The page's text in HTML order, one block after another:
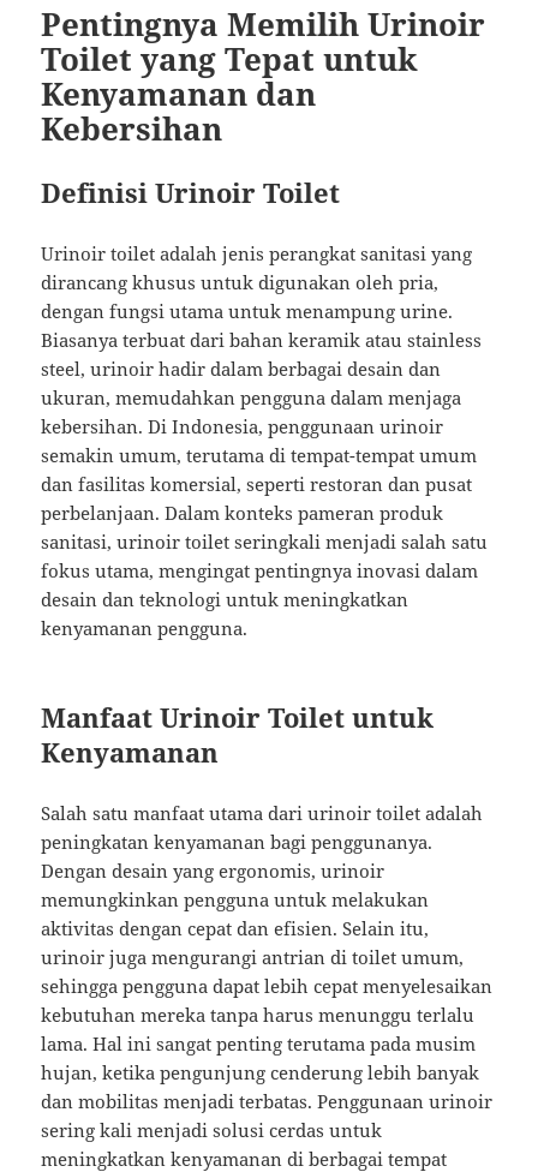
Pentingnya Memilih Urinoir
Toilet yang Tepat untuk
Kenyamanan dan
Kebersihan
Definisi Urinoir Toilet
Urinoir toilet adalah jenis perangkat sanitasi yang
dirancang khusus untuk digunakan oleh pria,
dengan fungsi utama untuk menampung urine.
Biasanya terbuat dari bahan keramik atau stainless
steel, urinoir hadir dalam berbagai desain dan
ukuran, memudahkan pengguna dalam menjaga
kebersihan. Di Indonesia, penggunaan urinoir
semakin umum, terutama di tempat-tempat umum
dan fasilitas komersial, seperti restoran dan pusat
perbelanjaan. Dalam konteks pameran produk
sanitasi, urinoir toilet seringkali menjadi salah satu
fokus utama, mengingat pentingnya inovasi dalam
desain dan teknologi untuk meningkatkan
kenyamanan pengguna.
Manfaat Urinoir Toilet untuk
Kenyamanan
Salah satu manfaat utama dari urinoir toilet adalah
peningkatan kenyamanan bagi penggunanya.
Dengan desain yang ergonomis, urinoir
memungkinkan pengguna untuk melakukan
aktivitas dengan cepat dan efisien. Selain itu,
urinoir juga mengurangi antrian di toilet umum,
sehingga pengguna dapat lebih cepat menyelesaikan
kebutuhan mereka tanpa harus menunggu terlalu
lama. Hal ini sangat penting terutama pada musim
hujan, ketika pengunjung cenderung lebih banyak
dan mobilitas menjadi terbatas. Penggunaan urinoir
sering kali menjadi solusi cerdas untuk
meningkatkan kenyamanan di berbagai tempat